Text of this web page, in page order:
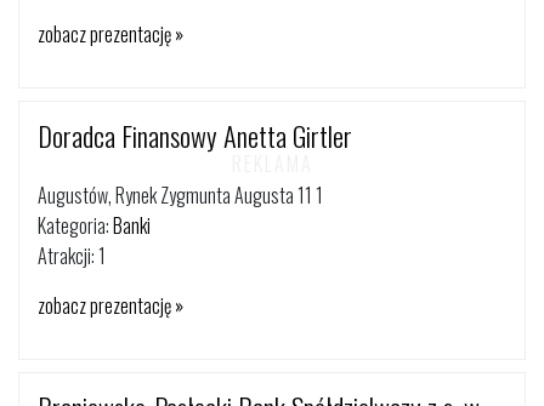
zobacz prezentację »
Doradca Finansowy Anetta Girtler
Augustów, Rynek Zygmunta Augusta 11 1
Kategoria:Banki
Atrakcji: 1
zobacz prezentację »